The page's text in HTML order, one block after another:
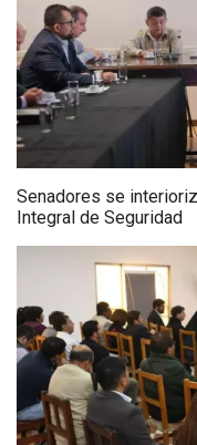
Senadores se
Integral de Seguridad